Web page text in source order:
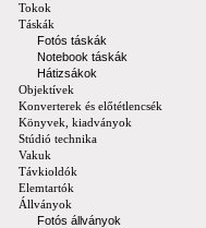
Tokok
Táskák
Fotós táskák
Notebook táskák
Hátizsákok
Objektívek
Konverterek és előtétlencsék
Könyvek, kiadványok
Stúdió technika
Vakuk
Távkioldók
Elemtartók
Állványok
Fotós állványok